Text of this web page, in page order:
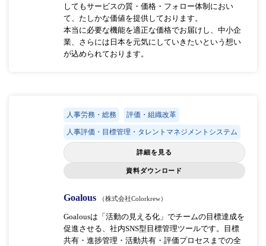
してもサービスの質・価格・フォロー体制におい
て、たしかな価値を提供しております。
本当に必要な機能を適正な価格でお届けし、中小企
業、さらには日本を元気にしていきたいという想い
が込められております。
人事労務・総務 評価・組織改革
人事評価・目標管理・タレントマネジメントシステム
詳細を見る
資料ダウンロード
Goalous （株式会社Colorkrew）
Goalousは「活動の見える化」でチームの目標達成を
促進させる、社内SNS型目標管理ツールです。目標
共有・進捗管理・活動共有・評価プロセスまでの全